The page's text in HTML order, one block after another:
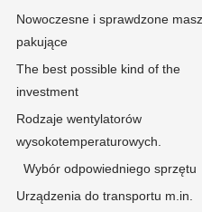
Nowoczesne i sprawdzone
pakujące
The best possible kind of the
investment
Rodzaje wentylatorów
wysokotemperaturowych.
Wybór odpowiedniego sprzętu
Urządzenia do transportu m.in.